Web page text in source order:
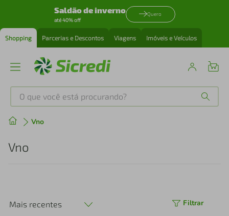
Saldão de inverno
até 40% off
Quero
Shopping Parcerias e Descontos Viagens Imóveis e Veículos
O que você está procurando?
Vno
Vno
Mais recentes Filtrar
Produtos mais buscados
perfume